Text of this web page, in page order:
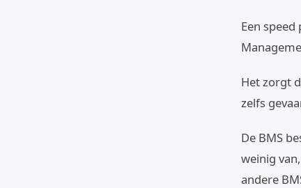
Een
Het zorgt
zelfs
De BMS
weinig
andere